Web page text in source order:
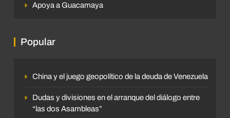
Apoya a Guacamaya
Popular
China y el juego geopolítico de la deuda de Venezuela
Dudas y divisiones en el arranque del diálogo entre
“las dos Asambleas”